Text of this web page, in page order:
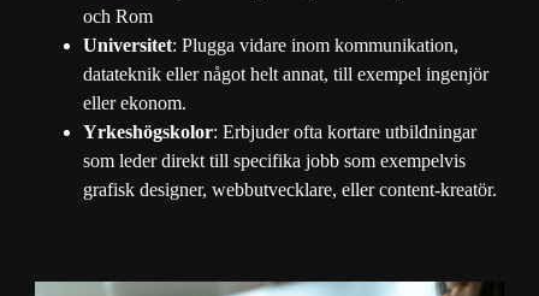
och Rom
Universitet: Plugga vidare inom kommunikation,
datateknik eller något helt annat, till exempel ingenjör
eller ekonom.
Yrkeshögskolor: Erbjuder ofta kortare utbildningar
som leder direkt till specifika jobb som exempelvis
grafisk designer, webbutvecklare, eller content-kreatör.